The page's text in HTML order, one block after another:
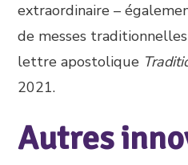
extraordinaire –
de messes
lettre apostolique
2021.
Autres